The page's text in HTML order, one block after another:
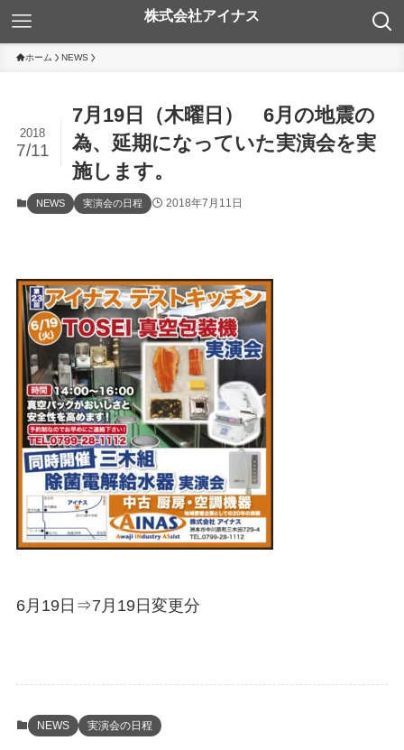
ホーム NEWS
7月19日（木曜日） 6月の地震の
為、延期になっていた実演会を実
施します。
2018
7/11
NEWS 実演会の日程 2018年7月11日
6月19日⇒7月19日変更分
NEWS 実演会の日程